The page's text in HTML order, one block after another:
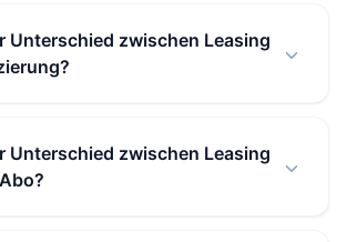
Unterschied zwischen Leasing
Unterschied zwischen Leasing